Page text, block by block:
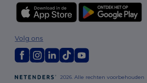
2026. Alle rechten voorbehouden
Volg ons